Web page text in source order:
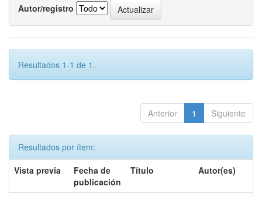
Autor/registro
Resultados 1-1 de 1.
Anterior 1 Siguiente
Resultados por ítem:
Vista previa
Fecha de
publicación
Título Autor(es)